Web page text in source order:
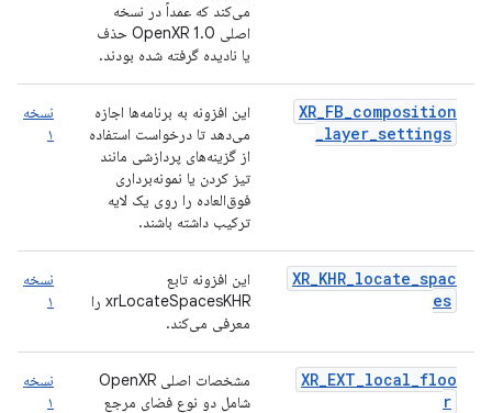
می‌کند که عمداً در نسخه
اصلی OpenXR 1.0 حذف
یا نادیده گرفته شده بودند.
XR_FB_composition
_layer_settings
این افزونه به برنامه‌ها اجازه
می‌دهد تا درخواست استفاده
از گزینه‌های پردازشی مانند
تیز کردن یا نمونه‌برداری
فوق‌العاده را روی یک لایه
ترکیب داشته باشند.
نسخه
۱
XR_KHR_locate_spac
es
این افزونه تابع
xrLocateSpacesKHR را
معرفی می‌کند.
نسخه
۱
XR_EXT_local_floo
r
مشخصات اصلی OpenXR
شامل دو نوع فضای مرجع
نسخه
۱